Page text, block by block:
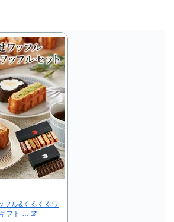
フル&くるくるワ
フト …